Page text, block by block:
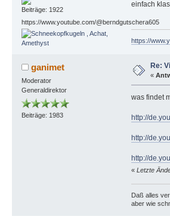
Beiträge: 1922
https://www.youtube.com/@berndgutschera605
einfach
https://
ganimet
Moderator
Generaldirektor
Beiträge: 1983
Re:
«
was findet
http://
http://
http://
« Letzte
Daß alles
aber wie